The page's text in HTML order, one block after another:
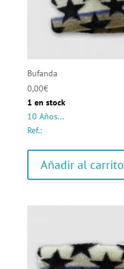
Bufanda
0,00€
1 en stock
10 Años...
Ref.:
Añadir al carrito